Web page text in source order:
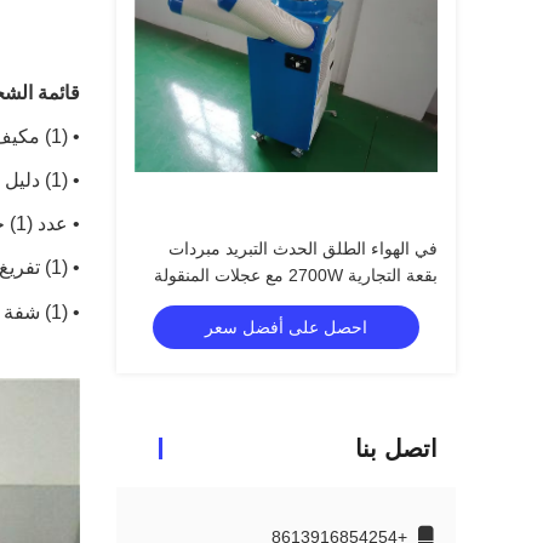
في الهواء الطلق الحدث التبريد مبردات
بقعة التجارية 2700W مع عجلات المنقولة
احصل على أفضل سعر
اتصل بنا
+8613916854254
قائمة
• (1) مكيف الهواء المحمول
• (1) دليل المالك
• عدد (1) حامل سلك الطاقة
• (1) تفريغ / توريد مخلفات الهواء
• (1) شفة العادم